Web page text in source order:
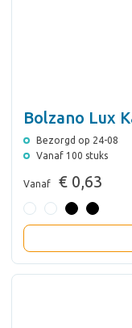
Bolzano Lux
Bezorgd op 24-08
Vanaf 100 stuks
Vanaf € 0,63